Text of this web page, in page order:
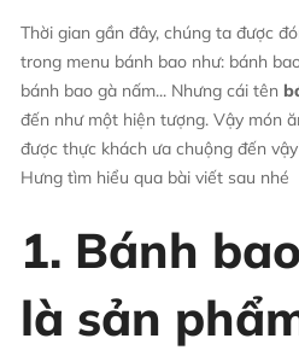
Thời gian gần đây, chúng ta được
trong menu bánh bao như: bánh
bánh bao gà nấm... Nhưng cái tên
đến như một hiện tượng. Vậy món
được thực khách ưa chuộng đến
Hưng tìm hiểu qua bài viết sau nhé
1. Bánh
là sản